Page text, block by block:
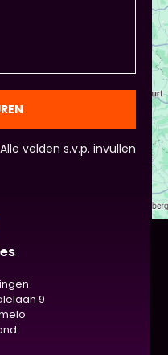
wel hun
de deelnemers:
van 5 minuten de
Voor beginners is het
niet :)
velden s.v.p. invullen
9